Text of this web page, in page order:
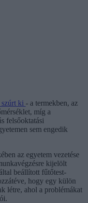
ki - a termekben, az
míg a
felsőoktatási
sem engedik
az egyetem vezetése
kijelölt
beállított fűtőtest-
hogy egy külön
létre, ahol a problémákat